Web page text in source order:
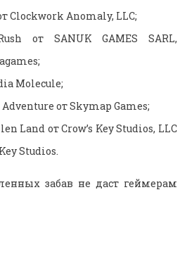
Clockwork Anomaly, LLC;
от SANUK GAMES SARL,
Molecule;
от Skymap Games;
Land от Crow’s Key Studios, LLC
Studios.
забав не даст геймерам